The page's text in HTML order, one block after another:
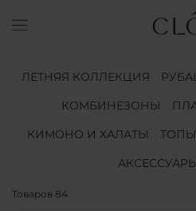
ЛЕТНЯЯ КОЛЛЕКЦИЯ
КОМБИНЕЗОНЫ
КИМОНО И ХАЛАТЫ
Товаров 84